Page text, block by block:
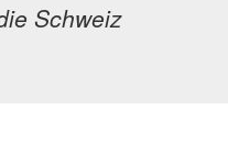
Schweiz